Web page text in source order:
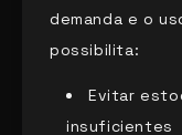
demanda e o
possibilita:
Evitar
insuficientes